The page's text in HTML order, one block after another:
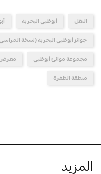
النقل أبوظبي البحرية
جوائز أبوظبي البحرية (نسخة المراسي)
مجموعة موانئ أبوظبي معرض
منطقة الظفرة
المزيد